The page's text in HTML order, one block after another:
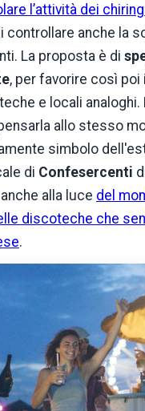
l’attività dei
controllare anche la
La proposta è di
, per favorire così poi
e locali analoghi.
allo stesso
simbolo
di Confesercenti
alla luce del
discoteche che
.